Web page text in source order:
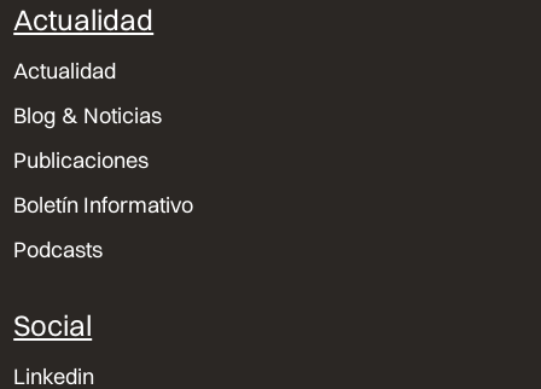
Actualidad
Actualidad
Blog & Noticias
Publicaciones
Boletín Informativo
Podcasts
Social
Linkedin